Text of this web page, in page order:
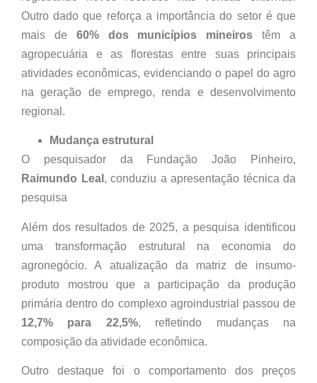
Outro dado que reforça a importância do setor é que
mais de 60% dos municípios mineiros têm a
agropecuária e as florestas entre suas principais
atividades econômicas, evidenciando o papel do agro
na geração de emprego, renda e desenvolvimento
regional.
Mudança estrutural
O pesquisador da Fundação João Pinheiro,
Raimundo Leal , conduziu a apresentação técnica da
pesquisa
Além dos resultados de 2025, a pesquisa identificou
uma transformação estrutural na economia do
agronegócio. A atualização da matriz de insumo-
produto mostrou que a participação da produção
primária dentro do complexo agroindustrial passou de
12,7% para 22,5%, refletindo mudanças na
composição da atividade econômica.
Outro destaque foi o comportamento dos preços